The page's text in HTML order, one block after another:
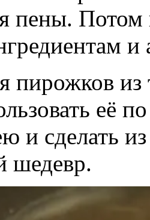
пены.
и
пирожков из
её
и сделать
шедевр.